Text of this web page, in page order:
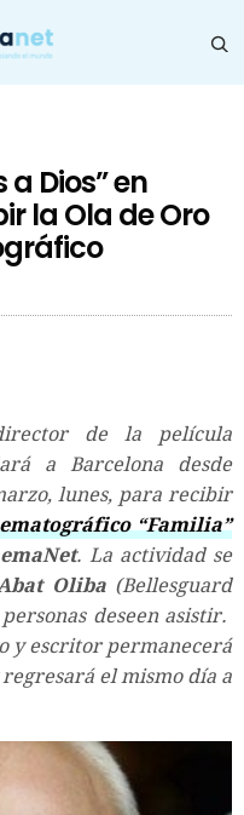
Dios” en
la Ola de Oro
de la película
a Barcelona desde
lunes, para recibir
“Familia”
. La actividad se
Oliba(Bellesguard
deseen asistir.
y escritor permanecerá
el mismo día a